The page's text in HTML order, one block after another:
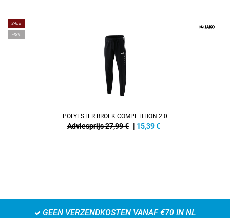
SALE
-45%
POLYESTER BROEK COMPETITION 2.0
Adviesprijs 27,99 € | 15,39€
GEEN VERZENDKOSTEN VANAF €70 IN NL